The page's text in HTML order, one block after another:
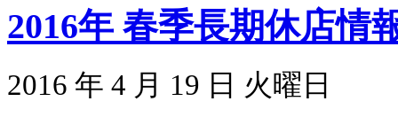
2016年 春季長期休店情
2016 年 4 月 19 日 火曜日